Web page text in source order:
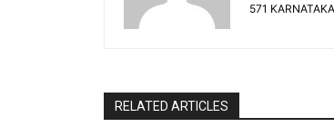
571 KARNATAKA
RELATED ARTICLES